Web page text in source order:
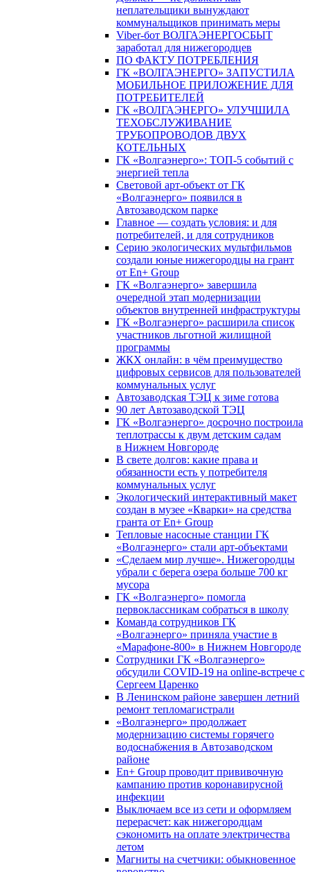
неплательщики вынуждают
коммунальщиков принимать меры
Viber-бот ВОЛГАЭНЕРГОСБЫТ
заработал для нижегородцев
ПО ФАКТУ ПОТРЕБЛЕНИЯ
ГК «ВОЛГАЭНЕРГО» ЗАПУСТИЛА
МОБИЛЬНОЕ ПРИЛОЖЕНИЕ ДЛЯ
ПОТРЕБИТЕЛЕЙ
ГК «ВОЛГАЭНЕРГО» УЛУЧШИЛА
ТЕХОБСЛУЖИВАНИЕ
ТРУБОПРОВОДОВ ДВУХ
КОТЕЛЬНЫХ
ГК «Волгаэнерго»: ТОП-5 событий с
энергией тепла
Световой арт-объект от ГК
«Волгаэнерго» появился в
Автозаводском парке
Главное — создать условия: и для
потребителей, и для сотрудников
Серию экологических мультфильмов
создали юные нижегородцы на грант
от En+ Group
ГК «Волгаэнерго» завершила
очередной этап модернизации
объектов внутренней инфраструктуры
ГК «Волгаэнерго» расширила список
участников льготной жилищной
программы
ЖКХ онлайн: в чём преимущество
цифровых сервисов для пользователей
коммунальных услуг
Автозаводская ТЭЦ к зиме готова
90 лет Автозаводской ТЭЦ
ГК «Волгаэнерго» досрочно построила
теплотрассы к двум детским садам
в Нижнем Новгороде
В свете долгов: какие права и
обязанности есть у потребителя
коммунальных услуг
Экологический интерактивный макет
создан в музее «Кварки» на средства
гранта от En+ Group
Тепловые насосные станции ГК
«Волгаэнерго» стали арт-объектами
«Сделаем мир лучше». Нижегородцы
убрали с берега озера больше 700 кг
мусора
ГК «Волгаэнерго» помогла
первоклассникам собраться в школу
Команда сотрудников ГК
«Волгаэнерго» приняла участие в
«Марафоне-800» в Нижнем Новгороде
Сотрудники ГК «Волгаэнерго»
обсудили COVID-19 на online-встрече с
Сергеем Царенко
В Ленинском районе завершен летний
ремонт тепломагистрали
«Волгаэнерго» продолжает
модернизацию системы горячего
водоснабжения в Автозаводском
районе
En+ Group проводит прививочную
кампанию против коронавирусной
инфекции
Выключаем все из сети и оформляем
перерасчет: как нижегородцам
сэкономить на оплате электричества
летом
Магниты на счетчики: обыкновенное